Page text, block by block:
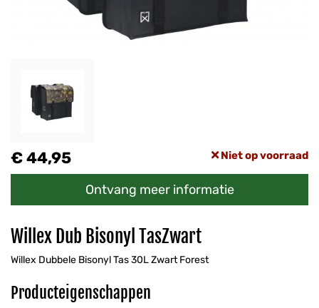
€ 44,95 Niet op voorraad
Ontvang meer informatie
Willex Dub Bisonyl TasZwart
Willex Dubbele Bisonyl Tas 30L Zwart Forest
Producteigenschappen